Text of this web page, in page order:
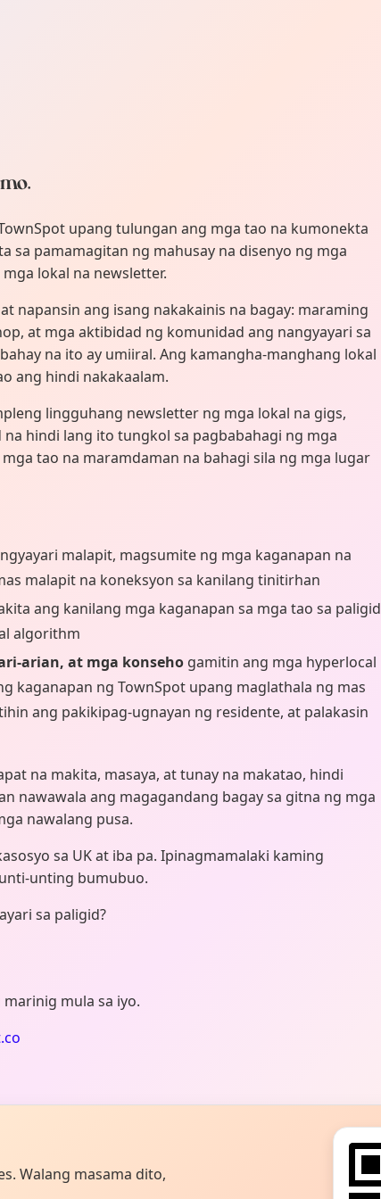
upang tulungan ang mga tao na kumonekta
sa pamamagitan ng mahusay na disenyo ng mga
lokal na newsletter.
napansin ang isang nakakainis na bagay: maraming
at mga aktibidad ng komunidad ang nangyayari sa
na ito ay umiiral. Ang kamangha-manghang lokal
ang hindi nakakaalam.
lingguhang newsletter ng mga lokal na gigs,
hindi lang ito tungkol sa pagbabahagi ng mga
tao na maramdaman na bahagi sila ng mga lugar
malapit, magsumite ng mga kaganapan na
malapit na koneksyon sa kanilang tinitirhan
ang kanilang mga kaganapan sa mga tao sa paligid
algorithm
arian, at mga konseho gamitin ang mga hyperlocal
kaganapan ng TownSpot upang maglathala ng mas
ang pakikipag-ugnayan ng residente, at palakasin
na makita, masaya, at tunay na makatao, hindi
nawawala ang magagandang bagay sa gitna ng mga
nawalang pusa.
sa UK at iba pa. Ipinagmamalaki kaming
unting bumubuo.
sa paligid?
mula sa iyo.
Walang masama dito,